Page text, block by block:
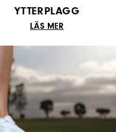
YTTERPLAGG
LÄS MER